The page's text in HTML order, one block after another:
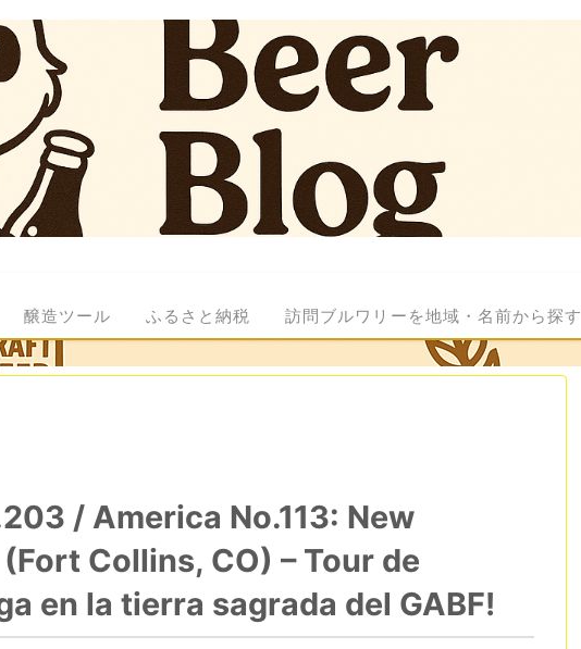
醸造ツール ふるさと納税 訪問ブルワリーを地域・名前から探す
/ America No.113: New
Collins, CO) – Tour de
en la tierra sagrada del GABF!